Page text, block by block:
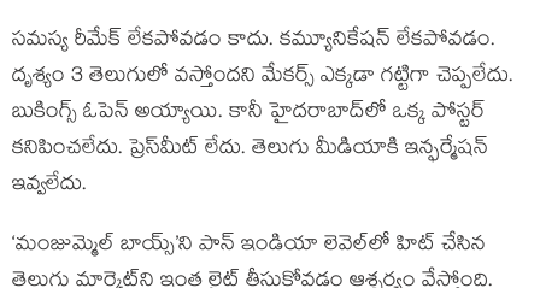
సమస్య రీమేక్ లేకపోవడం కాదు. కమ్యూనికేషన్ లేకపోవడం.
దృశ్యం 3 తెలుగులో వస్తోందని మేకర్స్ ఎక్కడా గట్టిగా చెప్పలేదు.
బుకింగ్స్ ఓపెన్ అయ్యాయి. కానీ హైదరాబాద్‌లో ఒక్క పోస్టర్
కనిపించలేదు. ప్రెస్‌మీట్ లేదు. తెలుగు మీడియాకి ఇన్ఫర్మేషన్
ఇవ్వలేదు.
‘మంజుమ్మెల్ బాయ్స్’ని పాన్ ఇండియా లెవెల్‌లో హిట్ చేసిన